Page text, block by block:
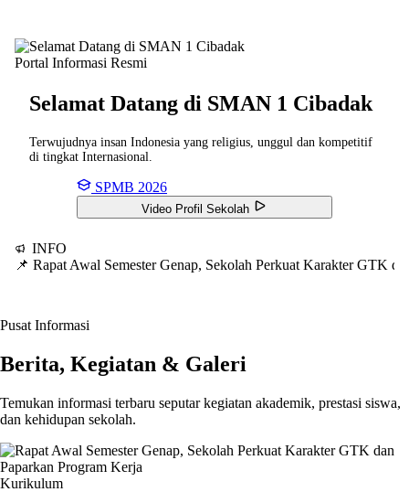
Portal Informasi Resmi
Selamat Datang di SMAN 1 Cibadak
Terwujudnya insan Indonesia yang religius, unggul dan kompetitif
di tingkat Internasional.
SPMB 2026
Video Profil Sekolah
INFO
📌 Rapat Awal Semester Genap, Sekolah Perkuat Karakter GTK
Pusat Informasi
Berita, Kegiatan & Galeri
Temukan informasi terbaru seputar kegiatan akademik, prestasi siswa,
dan kehidupan sekolah.
Kurikulum